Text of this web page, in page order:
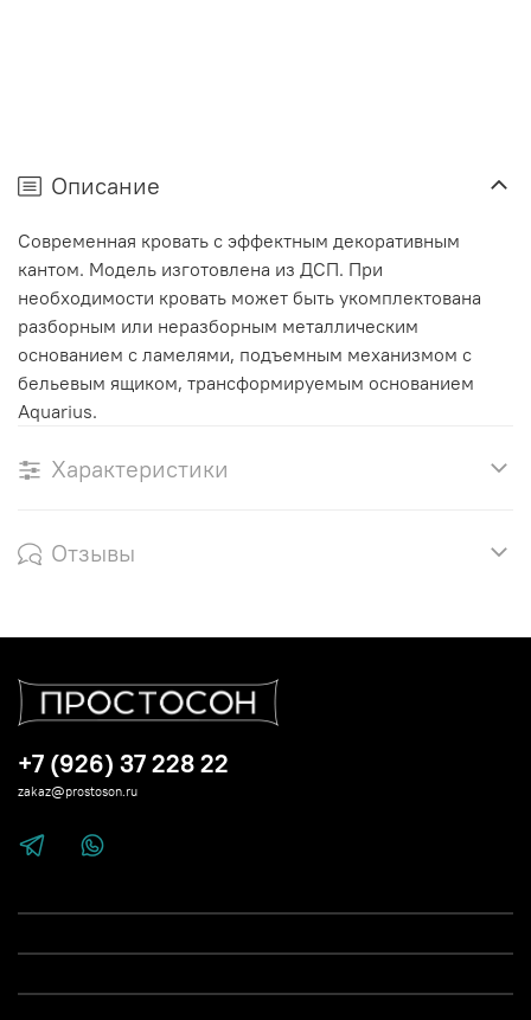
Описание
Современная кровать с эффектным декоративным
кантом. Модель изготовлена из ДСП. При
необходимости кровать может быть укомплектована
разборным или неразборным металлическим
основанием с ламелями, подъемным механизмом с
бельевым ящиком, трансформируемым основанием
Aquarius.
Характеристики
Отзывы
+7 (926) 37 228 22
zakaz@prostoson.ru